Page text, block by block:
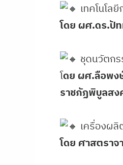
เทคโนโล
โดย ผศ.ดร.ปั
ชุดนวัตก
โดย ผศ.ลือพง
ราชภัฏพิบูลสง
เครื่องผ
โดย ศาสตรา